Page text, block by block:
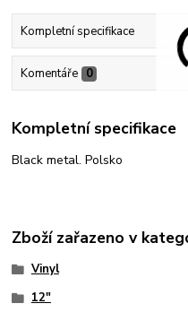
Kompletní specifikace
Komentáře 0
Kompletní specifikace
Black metal. Polsko
Zboží zařazeno v
Vinyl
12"